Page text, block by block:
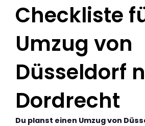
Checkliste
Umzug von
Düsseldorf
Dordrecht
Du planst einen Umzug von